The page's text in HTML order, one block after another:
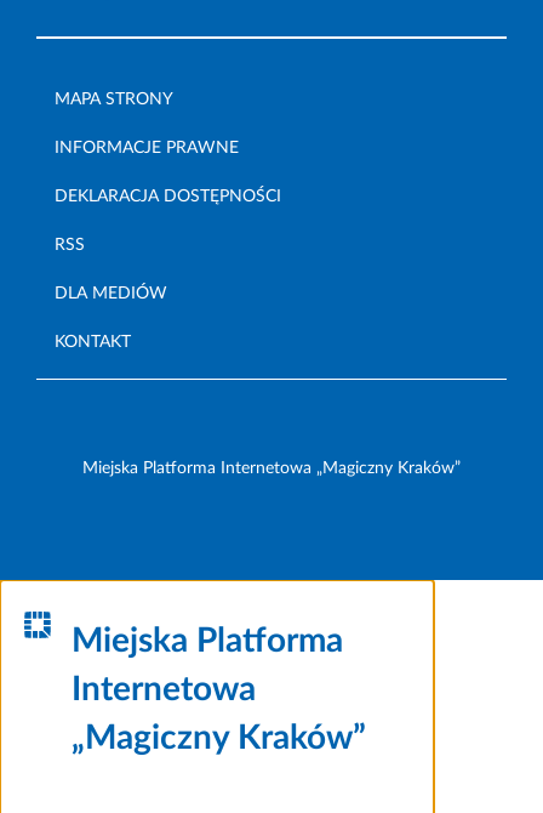
MAPA STRONY
INFORMACJE PRAWNE
DEKLARACJA DOSTĘPNOŚCI
RSS
DLA MEDIÓW
KONTAKT
Miejska Platforma Internetowa „Magiczny Kraków”
Miejska Platforma
Internetowa
„Magiczny Kraków”